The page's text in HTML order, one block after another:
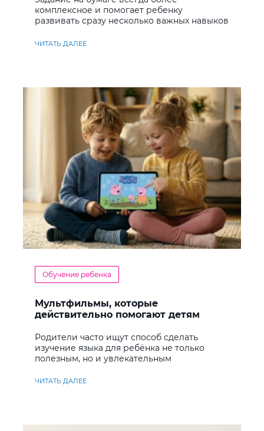
комплексное и помогает ребенку
развивать сразу несколько важных навыков
ЧИТАТЬ ДАЛЕЕ
Обучение ребенка
Мультфильмы, которые
действительно помогают детям
Родители часто ищут способ сделать
изучение языка для ребёнка не только
полезным, но и увлекательным
ЧИТАТЬ ДАЛЕЕ